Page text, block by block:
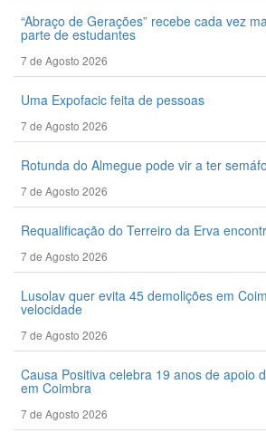
“Abraço de Gerações” recebe cada vez
parte de estudantes
7 de Agosto 2026
Uma Expofacic feita de pessoas
7 de Agosto 2026
Rotunda do Almegue pode vir a ter
7 de Agosto 2026
Requalificação do Terreiro da Erva
7 de Agosto 2026
Lusolav quer evita 45 demolições em
velocidade
7 de Agosto 2026
Causa Positiva celebra 19 anos de apoio
em Coimbra
7 de Agosto 2026